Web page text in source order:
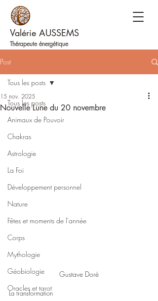
Valérie AUSSEMS
Thérapeute énergétique
Post
Tous les posts
Animaux de Pouvoir
Chakras
Astrologie
La Foi
Développement personnel
Nature
Fêtes et moments de l'année
Corps
Mythologie
Géobiologie
Oracles et tarot
Tous les posts
Nouvelle Lune du 20 novembre
15 nov. 2025
Gustave Doré
La transformation